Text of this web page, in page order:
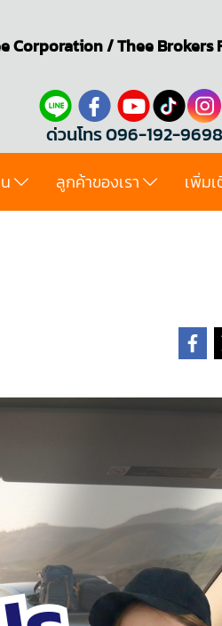
Corporation/Thee Brokers
ด่วนโทร 096-192-9698
น ลูกค้าของเรา เพิ่ม